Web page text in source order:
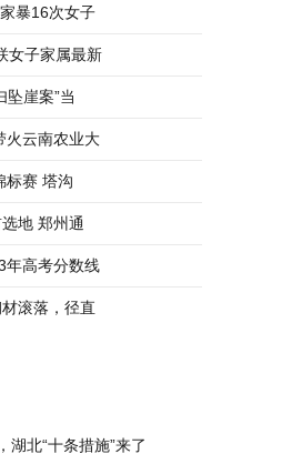
暴16次女子
女子家属最新
坠崖案”当
火云南农业大
标赛 塔沟
地 郑州通
年高考分数线
滚落，径直
湖北“十条措施”来了